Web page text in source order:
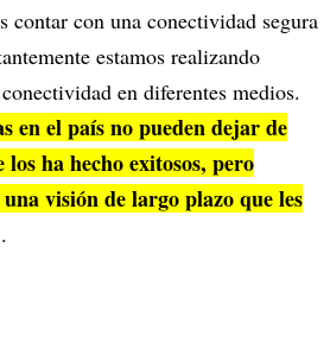
contar con una conectividad segura
estamos realizando
en diferentes medios.
en el país no pueden dejar de
ha hecho exitosos, pero
visión de largo plazo que les